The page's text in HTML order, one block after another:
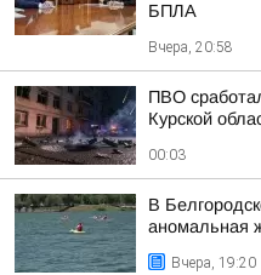
БПЛА
Вчера, 20:58
ПВО
Курской
00:03
В
аномальная
Вчера, 19:20